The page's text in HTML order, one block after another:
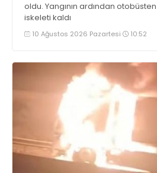
oldu. Yangının ardından
iskeleti kaldı
10 Ağustos 2026 Pazartesi 10:52